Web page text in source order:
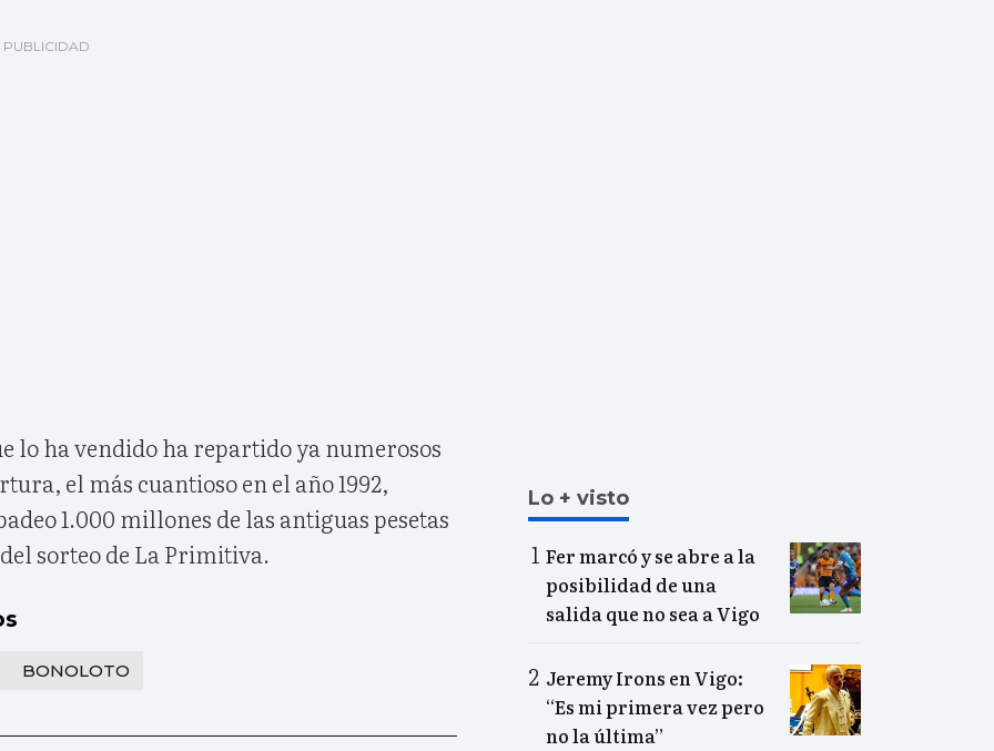
lo ha vendido ha repartido ya numerosos
el más cuantioso en el año 1992,
1.000 millones de las antiguas pesetas
sorteo de La Primitiva.
BONOLOTO
Lo + visto
Fer marcó y se abre a la
posibilidad de una
salida que no sea a Vigo
Jeremy Irons en Vigo:
“Es mi primera vez pero
no la última”